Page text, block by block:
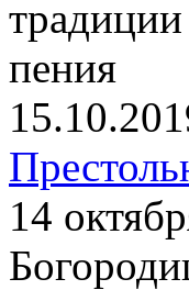
пения
14